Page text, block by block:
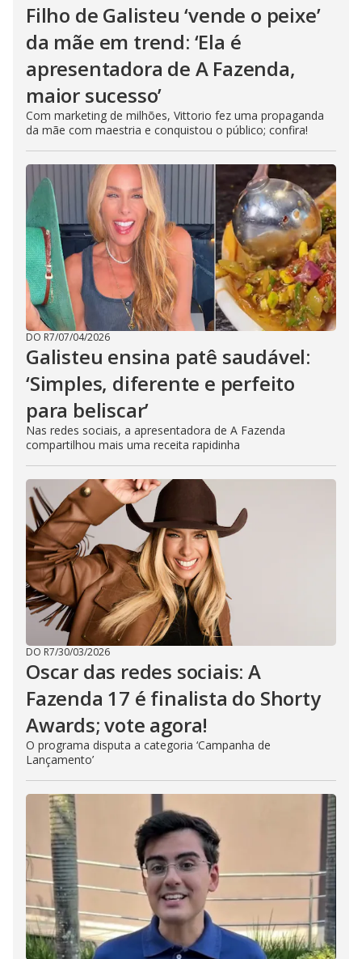
Filho de Galisteu ‘vende o peixe’
da mãe em trend: ‘Ela é
apresentadora de A Fazenda,
maior sucesso’
Com marketing de milhões, Vittorio fez uma propaganda
da mãe com maestria e conquistou o público; confira!
DO R7/07/04/2026
Galisteu ensina patê saudável:
‘Simples, diferente e perfeito
para beliscar’
Nas redes sociais, a apresentadora de A Fazenda
compartilhou mais uma receita rapidinha
DO R7/30/03/2026
Oscar das redes sociais: A
Fazenda 17 é finalista do Shorty
Awards; vote agora!
O programa disputa a categoria ‘Campanha de
Lançamento’